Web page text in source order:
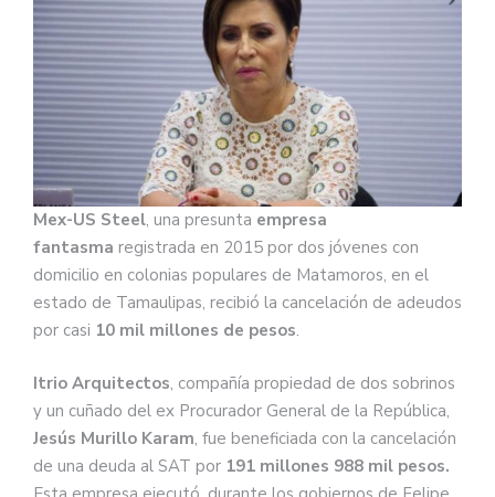
Mex-US Steel, una presunta empresa
fantasma registrada en 2015 por dos jóvenes con
domicilio en colonias populares de Matamoros, en el
estado de Tamaulipas, recibió la cancelación de adeudos
por casi 10 mil millones de pesos.
Itrio Arquitectos, compañía propiedad de dos sobrinos
y un cuñado del ex Procurador General de la República,
Jesús Murillo Karam, fue beneficiada con la cancelación
de una deuda al SAT por 191 millones 988 mil pesos.